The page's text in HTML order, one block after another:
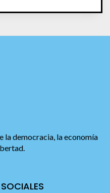
la democracia, la economía